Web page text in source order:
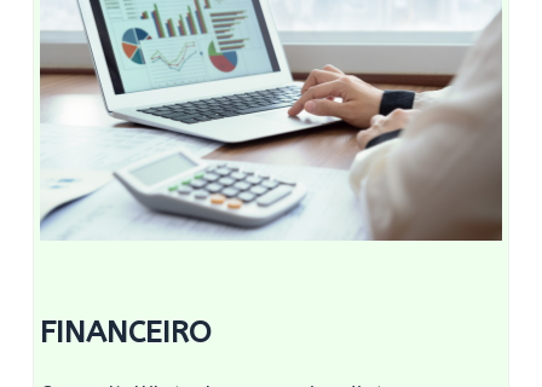
FINANCEIRO